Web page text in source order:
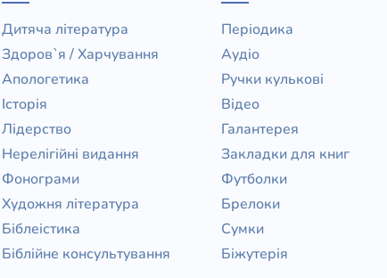
Дитяча література
Здоров`я / Харчування
Апологетика
Історія
Лідерство
Нерелігійні видання
Фонограми
Художня література
Біблеістика
Біблійне консультування
Періодика
Аудіо
Ручки кулькові
Відео
Галантерея
Закладки для книг
Футболки
Брелоки
Сумки
Біжутерія